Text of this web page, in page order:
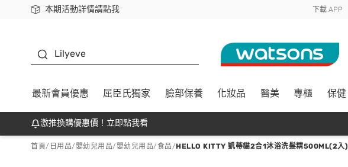
本期活動詳情請點我
下載app最高回饋$350 下載 APP
Lilyeve
最新會員優惠 屈臣氏獨家 臉部保養 化妝品 醫美 專櫃 保健
激推換購優惠價！立即點我看
首頁/ 日用品/嬰幼兒用品/嬰幼兒用品/食品/HELLO KITTY 凱蒂貓2合1沐浴洗髮精500ML(2入)